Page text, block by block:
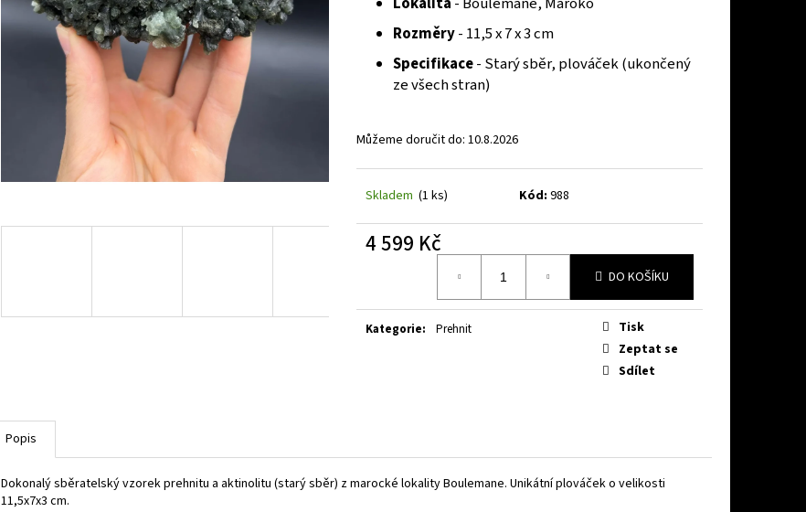
Rozměry- 11,5 x 7 x 3 cm
Specifikace- Starý sběr, plováček (ukončený
ze všech stran)
Můžeme doručit do: 10.8.2026
Skladem (1 ks) Kód: 988
4 599 Kč
DO KOŠÍKU
Kategorie: Prehnit
Tisk
Zeptat se
Sdílet
Popis
Dokonalý sběratelský vzorek prehnitu a aktinolitu (starý sběr) z marocké lokality Boulemane. Unikátní plováček o velikosti
11,5x7x3 cm.